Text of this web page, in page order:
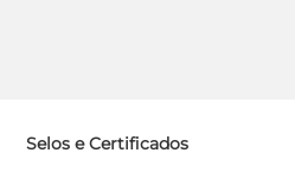
Selos e Certificados